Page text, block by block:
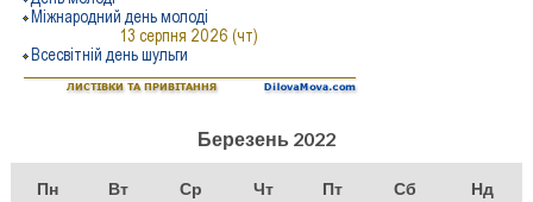
Березень 2022
Пн Вт Ср Чт Пт Сб Нд